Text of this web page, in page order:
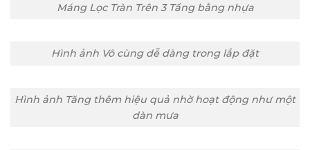
Máng Lọc Tràn Trên 3 Tầng bằng nhựa
Hình ảnh Vô cùng dễ dàng trong lắp đặt
Hình ảnh Tăng thêm hiệu quả nhờ hoạt động như một
dàn mưa